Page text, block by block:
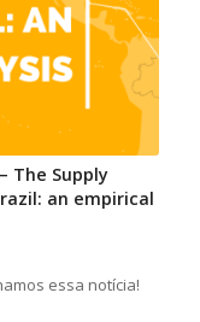
The Supply
an empirical
essa notícia!